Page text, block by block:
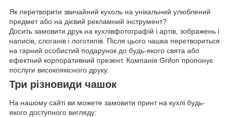
Як перетворити звичайний кухоль на унікальний улюблений
предмет або на дієвий рекламний інструмент?
Досить замовити друк на кухлівфотографій і артів, зображень і
написів, слоганів і логотипів. Після цього чашка перетвориться
на гарний особистий подарунок до будь-якого свята або
ефектний корпоративний презент. Компанія Grifon пропонує
послуги високоякісного друку.
Три різновиди чашок
На нашому сайті ви можете замовити принт на кухлі будь-
якого доступного вигляду: